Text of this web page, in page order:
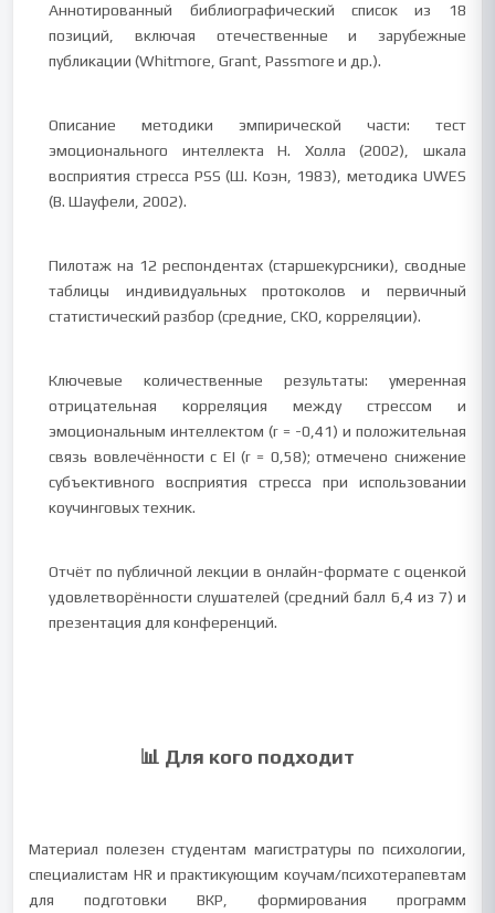
Аннотированный библиографический список из 18
позиций, включая отечественные и зарубежные
публикации (Whitmore, Grant, Passmore и др.).
Описание методики эмпирической части: тест
эмоционального интеллекта Н. Холла (2002), шкала
восприятия стресса PSS (Ш. Коэн, 1983), методика UWES
(В. Шауфели, 2002).
Пилотаж на 12 респондентах (старшекурсники), сводные
таблицы индивидуальных протоколов и первичный
статистический разбор (средние, СКО, корреляции).
Ключевые количественные результаты: умеренная
отрицательная корреляция между стрессом и
эмоциональным интеллектом (r = -0,41) и положительная
связь вовлечённости с EI (r = 0,58); отмечено снижение
субъективного восприятия стресса при использовании
коучинговых техник.
Отчёт по публичной лекции в онлайн-формате с оценкой
удовлетворённости слушателей (средний балл 6,4 из 7) и
презентация для конференций.
📊 Для кого подходит
Материал полезен студентам магистратуры по психологии,
специалистам HR и практикующим коучам/психотерапевтам
для подготовки ВКР, формирования программ